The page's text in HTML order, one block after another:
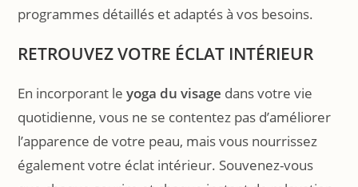
programmes détaillés et adaptés à vos besoins.
RETROUVEZ VOTRE ÉCLAT INTÉRIEUR
En incorporant leyoga du visage dans votre vie
quotidienne, vous ne se contentez pas d’améliorer
l’apparence de votre peau, mais vous nourrissez
également votre éclat intérieur. Souvenez-vous